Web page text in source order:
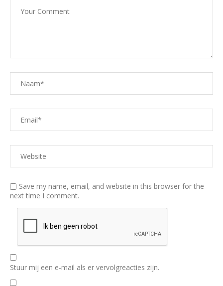
Save my name, email, and website in this browser for the
next time I comment.
Stuur mij een e-mail als er vervolgreacties zijn.